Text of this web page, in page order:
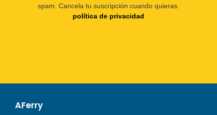
spam. Cancela tu suscripción cuando quieras.
política de privacidad
AFerry